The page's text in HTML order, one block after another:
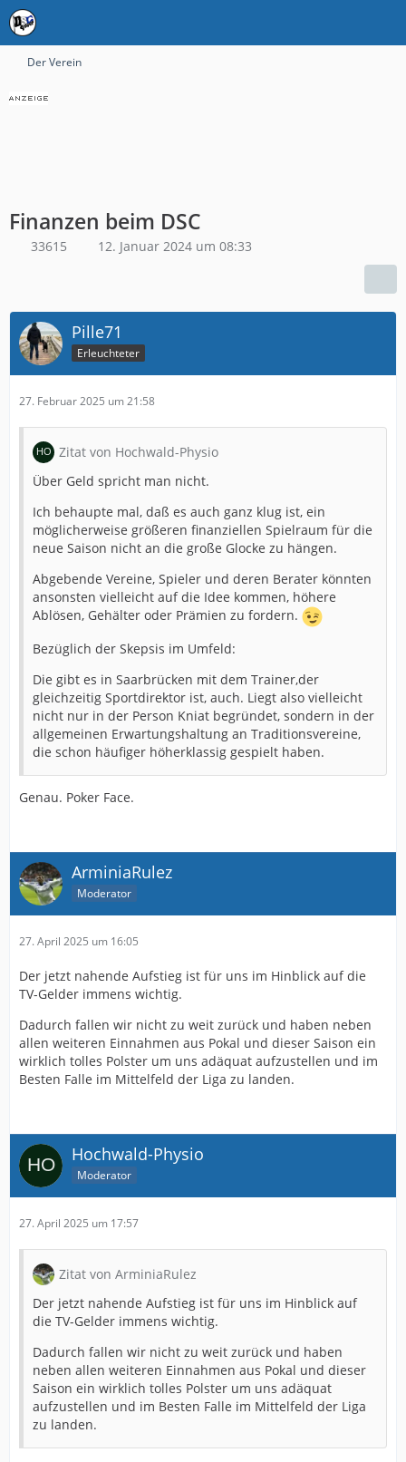
Der Verein
Finanzen beim DSC
33615 12. Januar 2024 um 08:33
Pille71
Erleuchteter
27. Februar 2025 um 21:58
Zitat von Hochwald-Physio
Über Geld spricht man nicht.
Ich behaupte mal, daß es auch ganz klug ist, ein
möglicherweise größeren finanziellen Spielraum für die
neue Saison nicht an die große Glocke zu hängen.
Abgebende Vereine, Spieler und deren Berater könnten
ansonsten vielleicht auf die Idee kommen, höhere
Ablösen, Gehälter oder Prämien zu fordern.
Bezüglich der Skepsis im Umfeld:
Die gibt es in Saarbrücken mit dem Trainer,der
gleichzeitig Sportdirektor ist, auch. Liegt also vielleicht
nicht nur in der Person Kniat begründet, sondern in der
allgemeinen Erwartungshaltung an Traditionsvereine,
die schon häufiger höherklassig gespielt haben.
Genau. Poker Face.
ArminiaRulez
Moderator
27. April 2025 um 16:05
Der jetzt nahende Aufstieg ist für uns im Hinblick auf die
TV-Gelder immens wichtig.
Dadurch fallen wir nicht zu weit zurück und haben neben
allen weiteren Einnahmen aus Pokal und dieser Saison ein
wirklich tolles Polster um uns adäquat aufzustellen und im
Besten Falle im Mittelfeld der Liga zu landen.
Hochwald-Physio
Moderator
27. April 2025 um 17:57
Zitat von ArminiaRulez
Der jetzt nahende Aufstieg ist für uns im Hinblick auf
die TV-Gelder immens wichtig.
Dadurch fallen wir nicht zu weit zurück und haben
neben allen weiteren Einnahmen aus Pokal und dieser
Saison ein wirklich tolles Polster um uns adäquat
aufzustellen und im Besten Falle im Mittelfeld der Liga
zu landen.